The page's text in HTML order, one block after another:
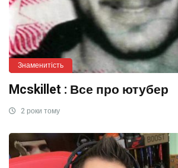
Знаменитість
Mcskillet : Все про ютубер
2 роки тому